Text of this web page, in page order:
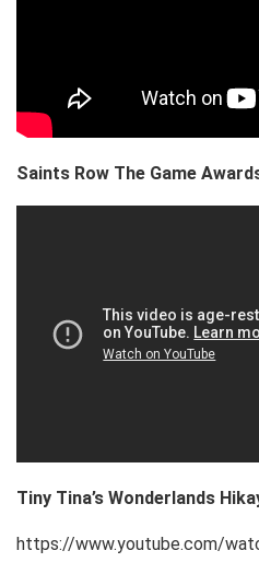
Saints Row The Game
Tiny Tina’s Wonderlands
https://www.youtube.com/